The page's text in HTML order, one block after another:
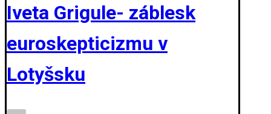
Iveta Grigule- záblesk
euroskepticizmu v
Lotyšsku